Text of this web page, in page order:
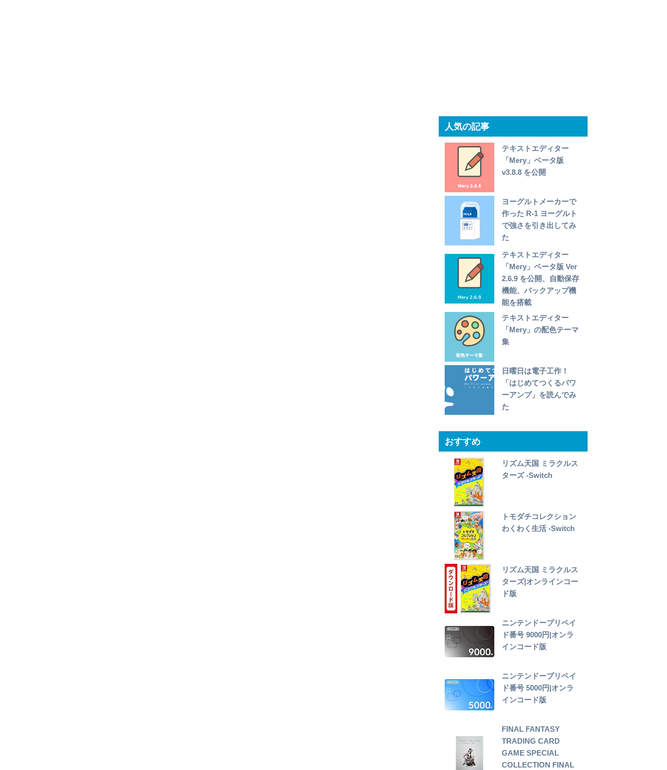
人気の記事
テキストエディター
「Mery」ベータ版
v3.8.8 を公開
ヨーグルトメーカーで
作った R-1 ヨーグルト
で強さを引き出してみ
た
テキストエディター
「Mery」ベータ版 Ver
2.6.9 を公開、自動保存
機能、バックアップ機
能を搭載
テキストエディター
「Mery」の配色テーマ
集
日曜日は電子工作！
「はじめてつくるパワ
ーアンプ」を読んでみ
た
おすすめ
リズム天国 ミラクルス
ターズ -Switch
トモダチコレクション
わくわく生活 -Switch
リズム天国 ミラクルス
ターズ|オンラインコー
ド版
ニンテンドープリペイ
ド番号 9000円|オンラ
インコード版
ニンテンドープリペイ
ド番号 5000円|オンラ
インコード版
FINAL FANTASY
TRADING CARD
GAME SPECIAL
COLLECTION FINAL